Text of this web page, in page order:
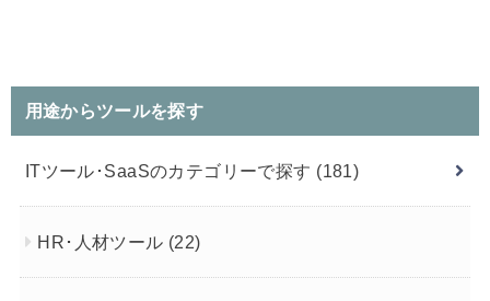
用途からツールを探す
ITツール･SaaSのカテゴリーで探す (181)
HR･人材ツール (22)